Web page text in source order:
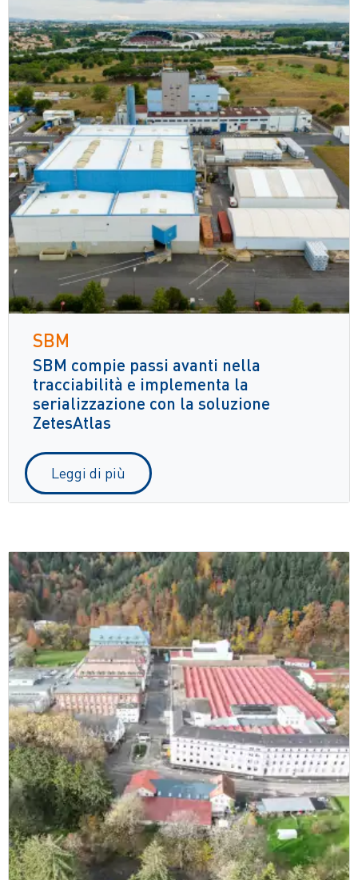
SBM
SBM compie passi avanti nella
tracciabilità e implementa la
serializzazione con la soluzione
ZetesAtlas
Leggi di più